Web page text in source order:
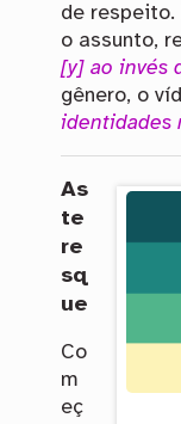
de respeito.
o assunto,
[y] ao invés
gênero, o
identidades
As
te
re
sq
ue
Co
m
eç